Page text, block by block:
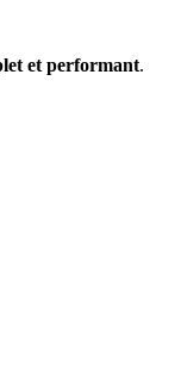
et performant.